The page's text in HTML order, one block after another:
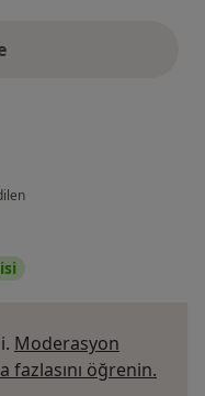
Moderasyon
fazlasını öğrenin.